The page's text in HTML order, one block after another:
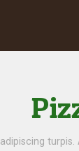
turpis.